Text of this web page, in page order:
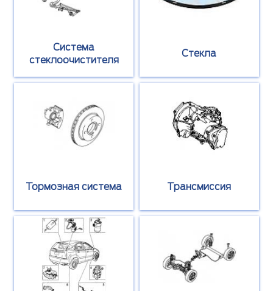
Система
стеклоочистителя
Стекла
Тормозная система Трансмиссия